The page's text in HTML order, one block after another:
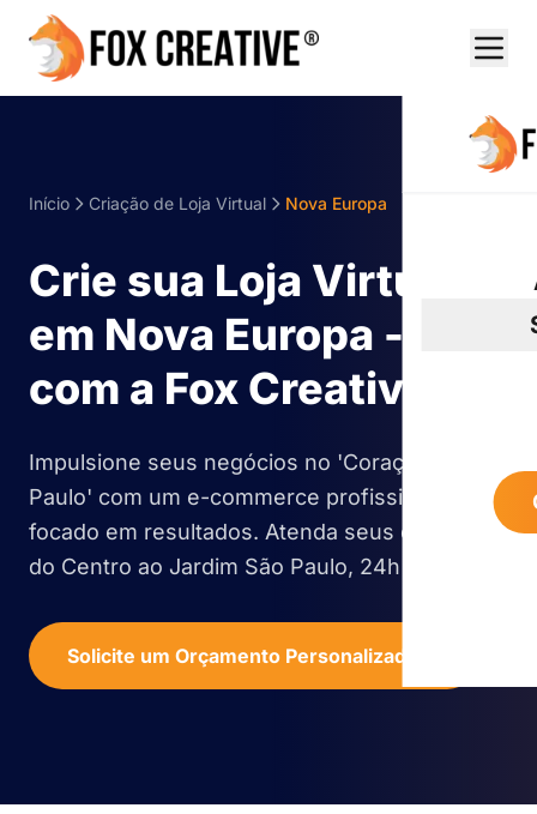
Início Criação de Loja Virtual Nova Europa
Crie sua Loja Virtual
em Nova Europa - SP
com a Fox Creative
Impulsione seus negócios no 'Coração de São
Paulo' com um e-commerce profissional e
focado em resultados. Atenda seus clientes
do Centro ao Jardim São Paulo, 24h por dia!
Solicite um Orçamento Personalizado